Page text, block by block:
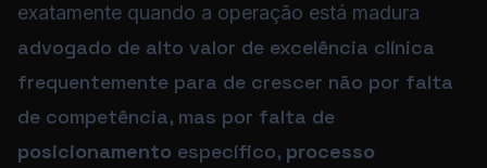
exatamente quando a operação está madura
advogado de alto valor de excelência clínica
frequentemente para de crescer não por falta
de competência, mas por falta de
posicionamento específico, processo